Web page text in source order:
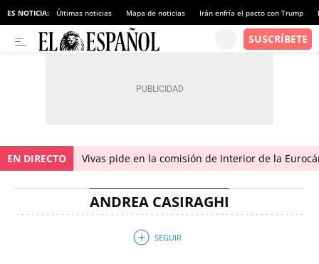
ES NOTICIA: Últimas noticias Mapa de noticias Irán enfría el pacto con Trump
EN DIRECTO Vivas pide en la comisión de Interior de la
ANDREA CASIRAGHI